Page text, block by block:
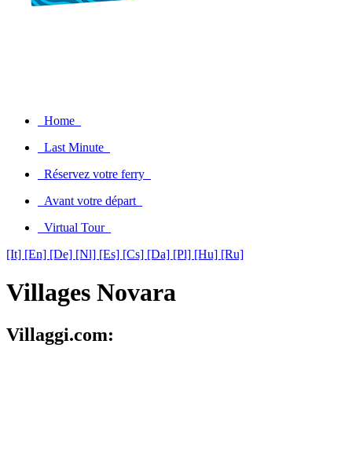
Home
Last Minute
Réservez votre ferry
Avant votre départ
Virtual Tour
[It] [En] [De] [Nl] [Es] [Cs] [Da] [Pl] [Hu] [Ru]
Villages Novara
Villaggi.com: